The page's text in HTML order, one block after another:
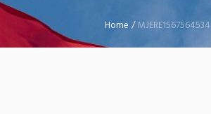
Home /MJERE1567564534